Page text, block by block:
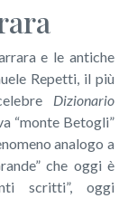
e le antiche
Repetti, il più
Dizionario
“monte Betogli”
analogo a
che oggi è
scritti”, oggi